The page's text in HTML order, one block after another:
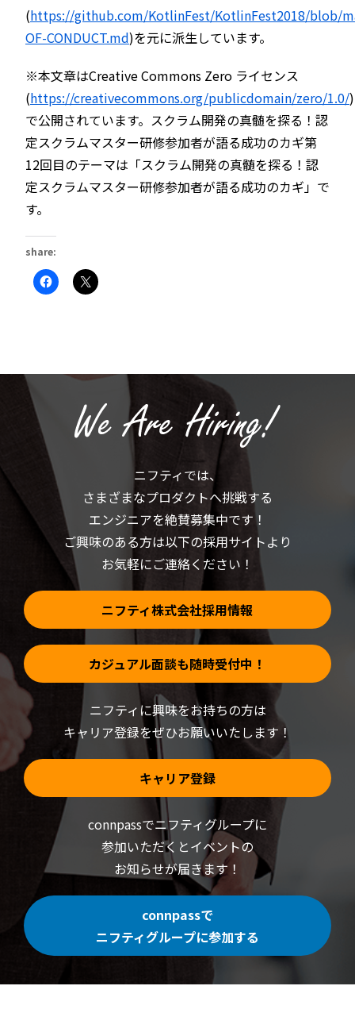
(https://github.com/KotlinFest/KotlinFest2018/blob/
OF-CONDUCT.md)を元に派生しています。
※本文章はCreative Commons Zero ライセンス
(https://creativecommons.org/publicdomain/zero/1.0/)
で公開されています。スクラム開発の真髄を探る！認
定スクラムマスター研修参加者が語る成功のカギ第
12回目のテーマは「スクラム開発の真髄を探る！認
定スクラムマスター研修参加者が語る成功のカギ」で
す。
share:
Facebook
で
リ
し
い
ウ
ィ
開
き
す)
ク
リ
有
(新
い
ウ
ィ
ン
ま
す)
ニフティでは、
さまざまなプロダクトへ挑戦する
エンジニアを絶賛募集中です！
ご興味のある方は以下の採用サイトより
お気軽にご連絡ください！
ニフティ株式会社採用情報
カジュアル面談も随時受付中！
ニフティに興味をお持ちの方は
キャリア登録をぜひお願いいたします！
キャリア登録
connpassでニフティグループに
参加いただくとイベントの
お知らせが届きます！
connpassで
ニフティグループに参加する